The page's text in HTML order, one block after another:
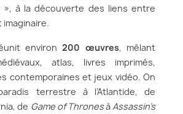
à la découverte des liens entre
environ200 œuvres, mêlant
atlas, livres imprimés,
contemporaines et jeux vidéo. On
terrestre à l’Atlantide, de
de Game of ThronesàAssassin’s